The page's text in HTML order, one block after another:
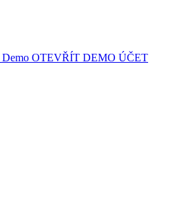
Demo OTEVŘÍT DEMO ÚČET